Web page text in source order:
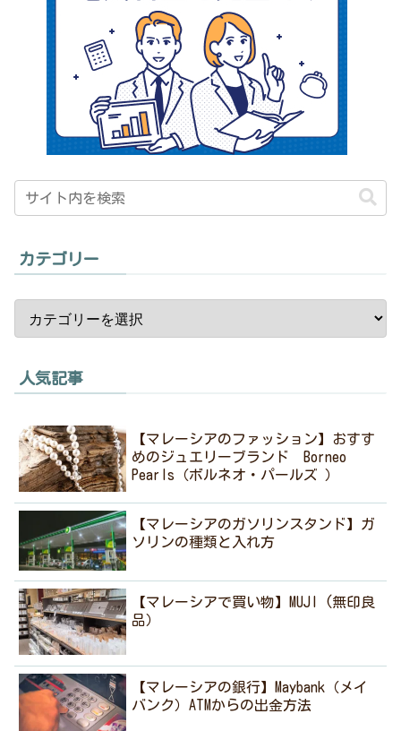
カテゴリー
人気記事
【マレーシアのファッション】おすす
めのジュエリーブランド Borneo
Pearls（ボルネオ・パールズ ）
【マレーシアのガソリンスタンド】ガ
ソリンの種類と入れ方
【マレーシアで買い物】MUJI (無印良
品）
【マレーシアの銀行】Maybank（メイ
バンク）ATMからの出金方法